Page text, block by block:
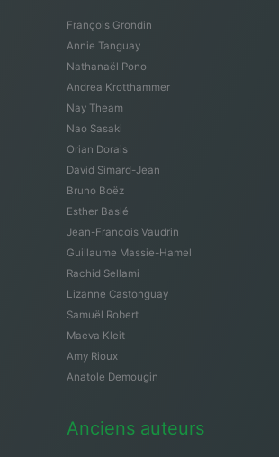
François Grondin
Annie Tanguay
Nathanaël Pono
Andrea Krotthammer
Nay Theam
Nao Sasaki
Orian Dorais
David Simard-Jean
Bruno Boëz
Esther Baslé
Jean-François Vaudrin
Guillaume Massie-Hamel
Rachid Sellami
Lizanne Castonguay
Samuël Robert
Maeva Kleit
Amy Rioux
Anatole Demougin
Anciens auteurs